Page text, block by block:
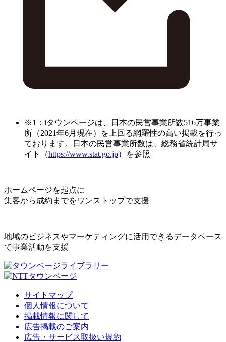
※1：iタウンページは、日本の民営事業所数516万事業
所（2021年6月現在）を上回る網羅性の高い掲載を行っ
ております。日本の民営事業所数は、総務省統計局サ
イト（https://www.stat.go.jp）を参照
ホームページを起点に
集客から成約までをワンストップで支援
地域のビジネスやマーケティングに活用できるデータベース
で事業活動を支援
サイトマップ
個人情報について
掲載情報に関して
広告掲載のご案内
広告・サービス取扱い規約